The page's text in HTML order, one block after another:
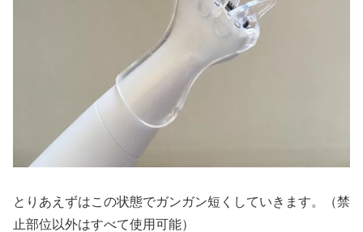
とりあえずはこの状態でガンガン短くしていきます。（禁
止部位以外はすべて使用可能）